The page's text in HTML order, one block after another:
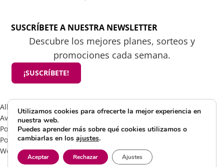
SUSCRÍBETE A NUESTRA NEWSLETTER
Descubre los mejores planes, sorteos y
promociones cada semana.
¡SUSCRÍBETE!
All rights reserved 2025 ©Mamá tiene un plan
Aviso Legal
Política de Cookies
Política de Privacidad
Web by Visible Marketing
Utilizamos cookies para ofrecerte la mejor experiencia en
nuestra web.
Puedes aprender más sobre qué cookies utilizamos o
cambiarlas en los ajustes.
Aceptar Rechazar Ajustes